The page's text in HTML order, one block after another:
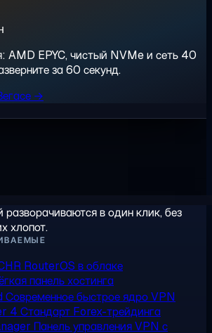
AMD EPYC, чистый NVMe и сеть 40
за 60 секунд.
→
в один клик, без
хлопот.
RouterOS в облаке
панель хостинга
Современное быстрое ядро VPN
4 Стандарт Forex-трейдинга
Панель управления VPN с